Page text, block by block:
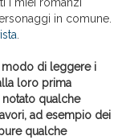
in comune.
modo di leggere i
loro prima
qualche
ad esempio dei
qualche